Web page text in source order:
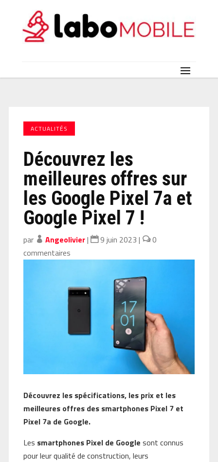
ACTUALITÉS
Découvrez les
meilleures offres sur
les Google Pixel 7a et
Google Pixel 7 !
par Angeolivier| 9 juin 2023 |
0
commentaires
Découvrez les spécifications, les prix et les
meilleures offres des smartphones Pixel 7 et
Pixel 7a de Google.
Les smartphones Pixel de Google sont connus
pour leur qualité de construction, leurs